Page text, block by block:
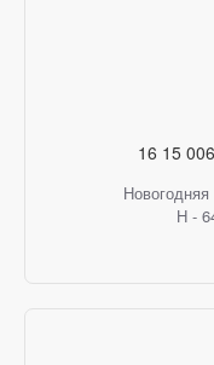
16 15
H -